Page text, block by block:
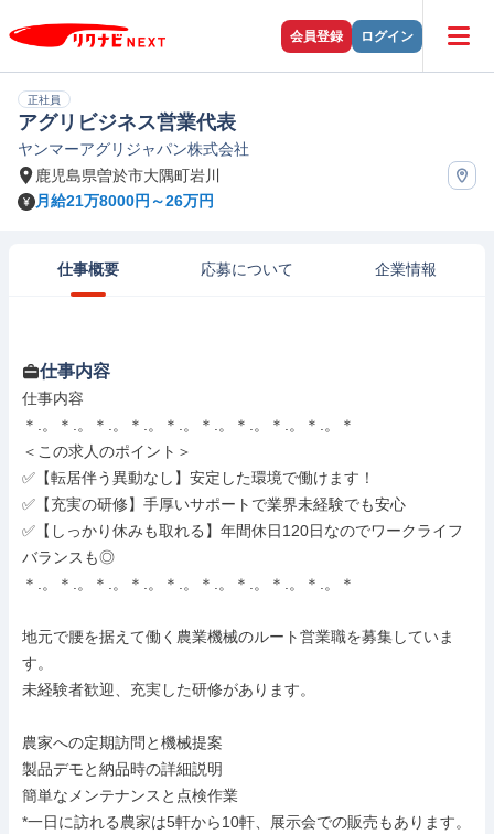
会員登録 ログイン
正社員
アグリビジネス営業代表
ヤンマーアグリジャパン株式会社
鹿児島県曽於市大隅町岩川
月給21万8000円～26万円
仕事概要 応募について 企業情報
仕事内容
仕事内容
＊.。＊.。＊.。＊.。＊.。＊.。＊.。＊.。＊.。＊
＜この求人のポイント＞
✅【転居伴う異動なし】安定した環境で働けます！
✅【充実の研修】手厚いサポートで業界未経験でも安心
✅【しっかり休みも取れる】年間休日120日なのでワークライフ
バランスも◎
＊.。＊.。＊.。＊.。＊.。＊.。＊.。＊.。＊.。＊
地元で腰を据えて働く農業機械のルート営業職を募集していま
す。
未経験者歓迎、充実した研修があります。
農家への定期訪問と機械提案
製品デモと納品時の詳細説明
簡単なメンテナンスと点検作業
*一日に訪れる農家は5軒から10軒、展示会での販売もあります。